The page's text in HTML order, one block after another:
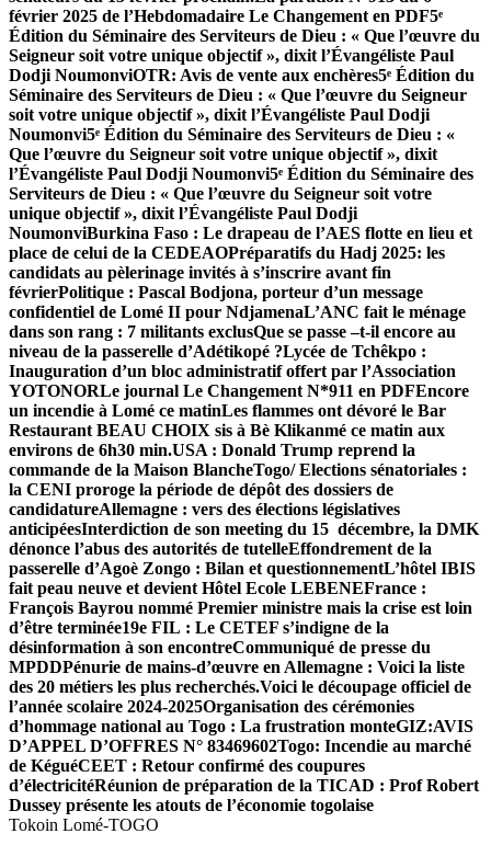
février 2025 de l’Hebdomadaire Le Changement en PDF5ᵉ
Édition du Séminaire des Serviteurs de Dieu : « Que l’œuvre du
Seigneur soit votre unique objectif », dixit l’Évangéliste Paul
Dodji NoumonviOTR: Avis de vente aux enchères5ᵉ Édition du
Séminaire des Serviteurs de Dieu : « Que l’œuvre du Seigneur
soit votre unique objectif », dixit l’Évangéliste Paul Dodji
Noumonvi5ᵉ Édition du Séminaire des Serviteurs de Dieu : «
Que l’œuvre du Seigneur soit votre unique objectif », dixit
l’Évangéliste Paul Dodji Noumonvi5ᵉ Édition du Séminaire des
Serviteurs de Dieu : « Que l’œuvre du Seigneur soit votre
unique objectif », dixit l’Évangéliste Paul Dodji
NoumonviBurkina Faso : Le drapeau de l’AES flotte en lieu et
place de celui de la CEDEAOPréparatifs du Hadj 2025: les
candidats au pèlerinage invités à s’inscrire avant fin
févrierPolitique : Pascal Bodjona, porteur d’un message
confidentiel de Lomé II pour NdjamenaL’ANC fait le ménage
dans son rang : 7 militants exclusQue se passe –t-il encore au
niveau de la passerelle d’Adétikopé ?Lycée de Tchêkpo :
Inauguration d’un bloc administratif offert par l’Association
YOTONORLe journal Le Changement N*911 en PDFEncore
un incendie à Lomé ce matinLes flammes ont dévoré le Bar
Restaurant BEAU CHOIX sis à Bè Klikanmé ce matin aux
environs de 6h30 min.USA : Donald Trump reprend la
commande de la Maison BlancheTogo/ Elections sénatoriales :
la CENI proroge la période de dépôt des dossiers de
candidatureAllemagne : vers des élections législatives
anticipéesInterdiction de son meeting du 15 décembre, la DMK
dénonce l’abus des autorités de tutelleEffondrement de la
passerelle d’Agoè Zongo : Bilan et questionnementL’hôtel IBIS
fait peau neuve et devient Hôtel Ecole LEBENEFrance :
François Bayrou nommé Premier ministre mais la crise est loin
d’être terminée19e FIL : Le CETEF s’indigne de la
désinformation à son encontreCommuniqué de presse du
MPDDPénurie de mains-d’œuvre en Allemagne : Voici la liste
des 20 métiers les plus recherchés.Voici le découpage officiel de
l’année scolaire 2024-2025Organisation des cérémonies
d’hommage national au Togo : La frustration monteGIZ:AVIS
D’APPEL D’OFFRES N° 83469602Togo: Incendie au marché
de KéguéCEET : Retour confirmé des coupures
d’électricitéRéunion de préparation de la TICAD : Prof Robert
Dussey présente les atouts de l’économie togolaise
Tokoin Lomé-TOGO